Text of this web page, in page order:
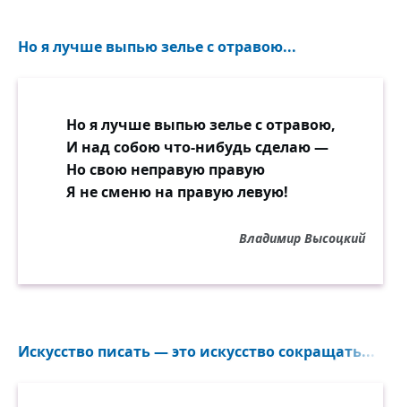
Нередко вот так часами
морковь.
И хоть за любовь стояли,
Но вряд ли они понимали,
Что, может, такой и бывает истинная
Шли годы без ссор и печали.
После собранья, в субботу,
Но я лучше выпью зелье с отравою...
Но я лучше выпью зелье с отравою,
И над собою что-нибудь сделаю —
Но свою неправую правую
Я не сменю на правую левую!
Владимир Высоцкий
Искусство писать — это искусство сокращать...